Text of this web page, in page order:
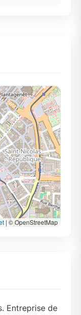
| © OpenStreetMap
Entreprise de